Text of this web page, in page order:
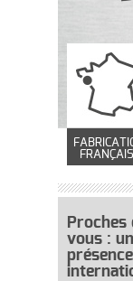
Proches
vous :
présence